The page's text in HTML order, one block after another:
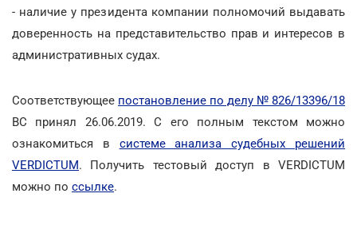
- наличие у президента компании полномочий выдавать
доверенность на представительство прав и интересов в
административных судах.
Соответствующее постановление по делу № 826/13396/18
ВС принял 26.06.2019. С его полным текстом можно
ознакомиться в системе анализа судебных решений
VERDICTUM. Получить тестовый доступ в VERDICTUM
можно по ссылке.